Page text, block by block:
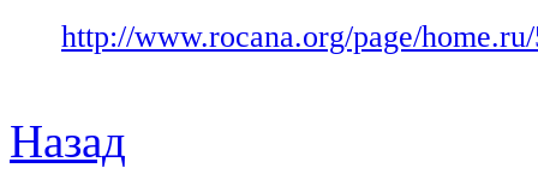
http://www.rocana.org/page/
Назад